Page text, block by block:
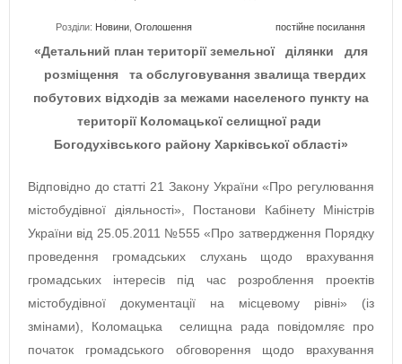
Розділи: Новини Оголошення постійне посилання
«Детальний план території земельної ділянки
для
розміщення та обслуговування звалища твердих
побутових відходів за межами населеного пункту на
території Коломацької селищної ради
Богодухівського району Харківської області»
Відповідно до статті 21 Закону України «Про регулювання
містобудівної діяльності», Постанови Кабінету Міністрів
України від 25.05.2011 №555 «Про затвердження Порядку
проведення громадських слухань щодо врахування
громадських інтересів під час розроблення проектів
містобудівної документації на місцевому рівні» (із
змінами), Коломацька селищна рада повідомляє про
початок громадського обговорення щодо врахування